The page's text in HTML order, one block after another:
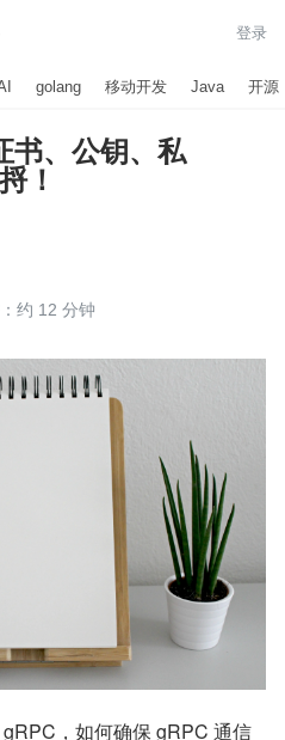
登录
golang 移动开发 Java 开源
书、公钥、私
！
约 12 分钟
，如何确保 gRPC 通信